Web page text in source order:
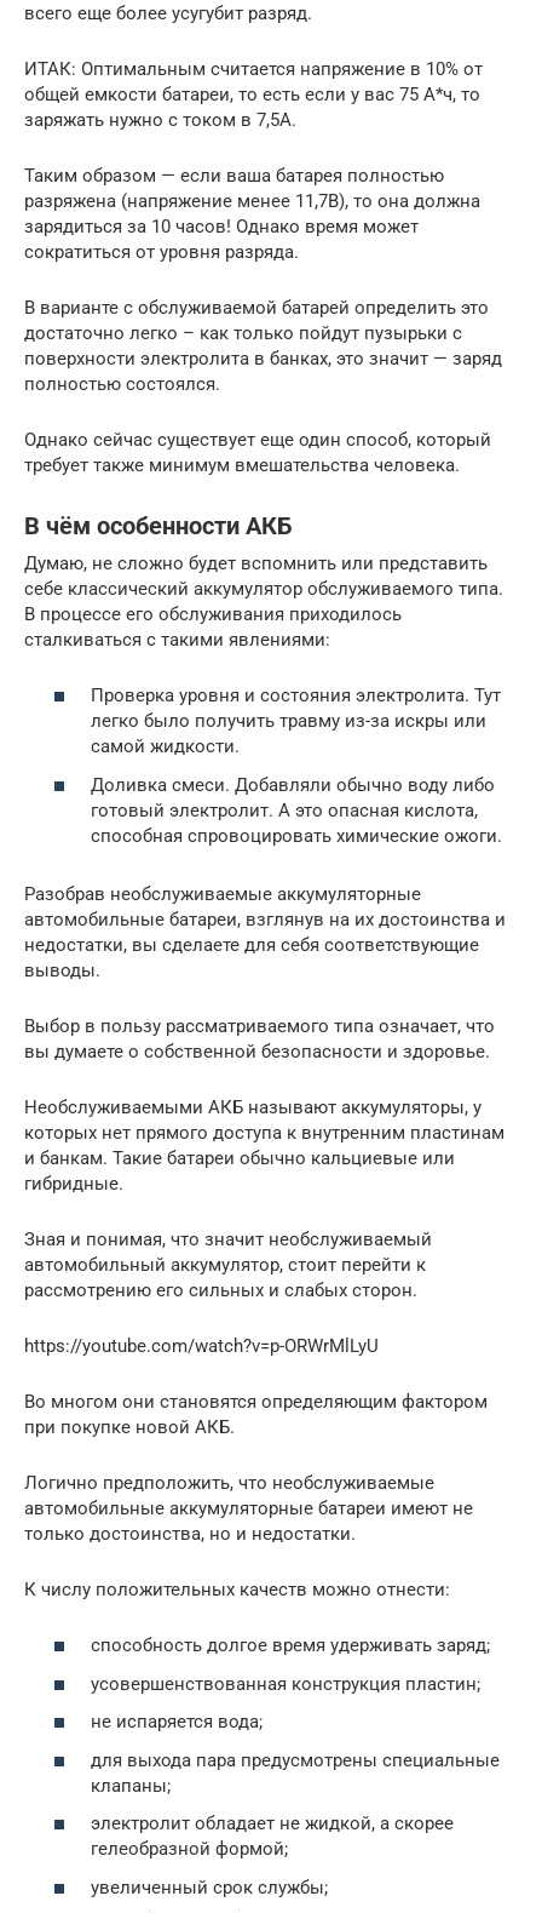
всего еще более усугубит разряд.
ИТАК: Оптимальным считается напряжение в 10% от
общей емкости батареи, то есть если у вас 75 А*ч, то
заряжать нужно с током в 7,5А.
Таким образом — если ваша батарея полностью
разряжена (напряжение менее 11,7В), то она должна
зарядиться за 10 часов! Однако время может
сократиться от уровня разряда.
В варианте с обслуживаемой батарей определить это
достаточно легко – как только пойдут пузырьки с
поверхности электролита в банках, это значит — заряд
полностью состоялся.
Однако сейчас существует еще один способ, который
требует также минимум вмешательства человека.
В чём особенности АКБ
Думаю, не сложно будет вспомнить или представить
себе классический аккумулятор обслуживаемого типа.
В процессе его обслуживания приходилось
сталкиваться с такими явлениями:
Проверка уровня и состояния электролита. Тут
легко было получить травму из-за искры или
самой жидкости.
Доливка смеси. Добавляли обычно воду либо
готовый электролит. А это опасная кислота,
способная спровоцировать химические ожоги.
Разобрав необслуживаемые аккумуляторные
автомобильные батареи, взглянув на их достоинства и
недостатки, вы сделаете для себя соответствующие
выводы.
Выбор в пользу рассматриваемого типа означает, что
вы думаете о собственной безопасности и здоровье.
Необслуживаемыми АКБ называют аккумуляторы, у
которых нет прямого доступа к внутренним пластинам
и банкам. Такие батареи обычно кальциевые или
гибридные.
Зная и понимая, что значит необслуживаемый
автомобильный аккумулятор, стоит перейти к
рассмотрению его сильных и слабых сторон.
https://youtube.com/watch?v=p-ORWrMlLyU
Во многом они становятся определяющим фактором
при покупке новой АКБ.
Логично предположить, что необслуживаемые
автомобильные аккумуляторные батареи имеют не
только достоинства, но и недостатки.
К числу положительных качеств можно отнести:
способность долгое время удерживать заряд;
усовершенствованная конструкция пластин;
не испаряется вода;
для выхода пара предусмотрены специальные
клапаны;
электролит обладает не жидкой, а скорее
гелеобразной формой;
увеличенный срок службы;